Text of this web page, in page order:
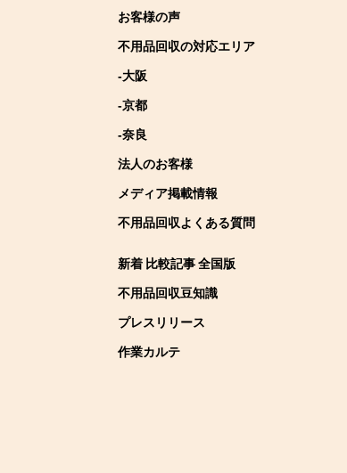
お客様の声
不用品回収の対応エリア
-大阪
-京都
-奈良
法人のお客様
メディア掲載情報
不用品回収よくある質問
新着 比較記事 全国版
不用品回収豆知識
プレスリリース
作業カルテ